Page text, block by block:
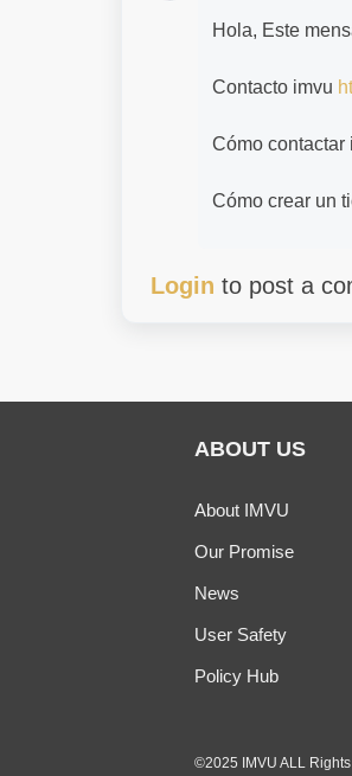
Hola, Este
Contacto imvu
Cómo contactar
Cómo crear un
Login to post a
ABOUT US
About IMVU
Our Promise
News
User Safety
Policy Hub
©2025 IMVU ALL